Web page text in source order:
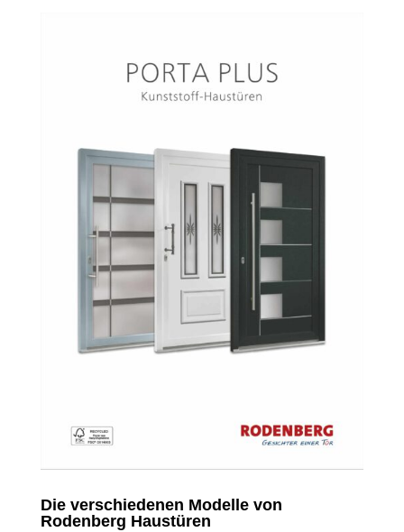
Die verschiedenen Modelle von
Rodenberg Haustüren